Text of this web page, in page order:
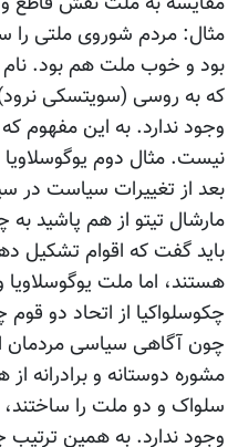
مثال: مردم شوروی ملتی را
بود و خوب ملت هم بود.
که به روسی (سویتسکی
وجود ندارد. به این مفهوم
نیست. مثال دوم
بعد از تغییرات سیاست در
مارشال تیتو از هم پاشید
باید گفت که اقوام تشکیل
هستند، اما ملت
چکوسلواکیا از اتحاد دو
چون آگاهی سیاسی مردمان
مشوره دوستانه و
سلواک و دو ملت را ساختند،
وجود ندارد. به همین